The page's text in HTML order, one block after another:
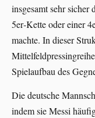
insgesamt sehr sicher
5er‑Kette oder einer
machte. In dieser
Spielaufbau des
Die deutsche
indem sie Messi